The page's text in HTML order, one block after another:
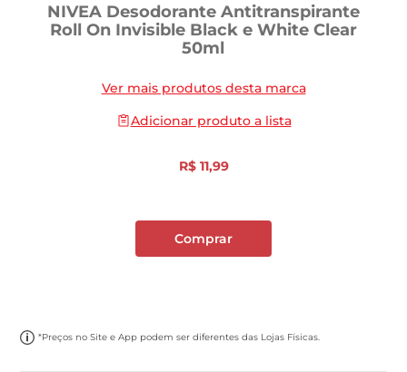
NIVEA Desodorante Antitranspirante
Roll On Invisible Black e White Clear
50ml
Ver mais produtos desta marca
Adicionar produto a lista
R$ 11,99
Comprar
*Preços no Site e App podem ser diferentes das Lojas Físicas.